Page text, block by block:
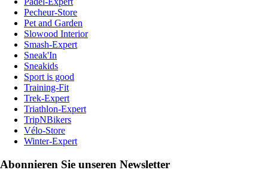
Pecheur-Store
Pet and Garden
Slowood Interior
Smash-Expert
Sneak'In
Sneakids
Sport is good
Training-Fit
Trek-Expert
Triathlon-Expert
TripNBikers
Vélo-Store
Winter-Expert
Abonnieren Sie unseren Newsletter